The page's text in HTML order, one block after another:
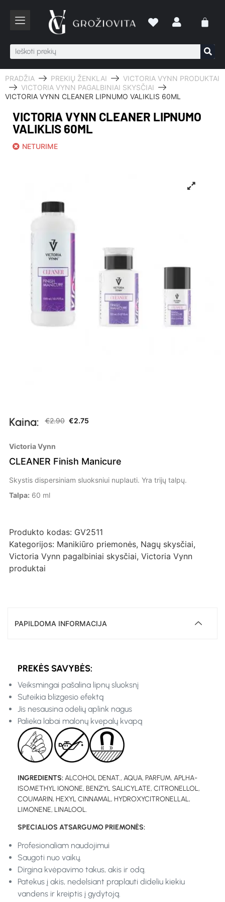
PRADŽIA PREKIŲ ŽENKLAI
VICTORIA VYNN PRODUKTAI
VICTORIA VYNN PAGALBINIAI SKYSČIAI
VICTORIA VYNN CLEANER LIPNUMO VALIKLIS 60ML
VICTORIA VYNN CLEANER LIPNUMO
VALIKLIS 60ML
NETURIME
Kaina: €2.90 €2.75
Victoria Vynn
CLEANER Finish Manicure
Skystis dispersiniam sluoksniui nuplauti. Yra trijų talpų.
Talpa: 60 ml
Produkto kodas: GV2511
Kategorijos: Manikiūro priemonės, Nagų skysčiai,
Victoria Vynn pagalbiniai skysčiai, Victoria Vynn
produktai
PAPILDOMA INFORMACIJA
PREKĖS SAVYBĖS:
Veiksmingai pašalina lipnų sluoksnį
Suteikia blizgesio efektą
Jis nesausina odelių aplink nagus
Palieka labai malonų kvepalų kvapą
INGREDIENTS:ALCOHOL DENAT., AQUA, PARFUM, APLHA-
ISOMETHYL IONONE, BENZYL SALICYLATE, CITRONELLOL,
COUMARIN, HEXYL CINNAMAL, HYDROXYCITRONELLAL,
LIMONENE, LINALOOL.
SPECIALIOS ATSARGUMO PRIEMONĖS:
Profesionaliam naudojimui
Saugoti nuo vaikų.
Dirgina kvėpavimo takus, akis ir odą.
Patekus į akis, nedelsiant praplauti dideliu kiekiu
vandens ir kreiptis į gydytoją.